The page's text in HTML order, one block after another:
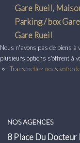
Gare Rueil,
Parking / box
Gare Rueil
Nous n'avons pas de biens à
plusieurs options s'offrent à
Transmettez-nous votre
NOS AGENCES
8 Place Du